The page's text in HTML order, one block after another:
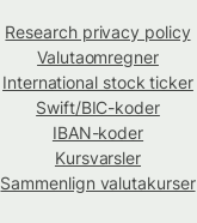
Research privacy policy
Valutaomregner
International stock ticker
Swift/BIC-koder
IBAN-koder
Kursvarsler
Sammenlign valutakurser